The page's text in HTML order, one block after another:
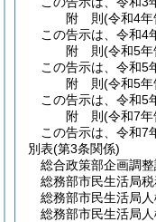
附 則(令和4年
この告示は、令和4
附 則(令和5年
この告示は、令和5
附 則(令和5年
この告示は、令和5
附 則(令和7年
この告示は、令和7
別表(第3条関係)
総合政策部企画調整
総務部市民生活局
総務部市民生活局
総務部市民生活局